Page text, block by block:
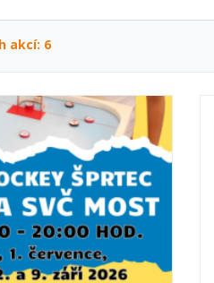
akcí: 6